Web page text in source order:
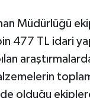
Müdürlüğü
477 TL idari
olduğu